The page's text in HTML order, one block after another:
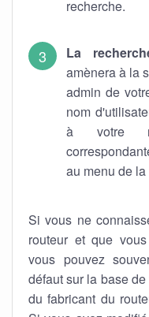
recherche.
La
amènera à la
admin de
nom
à votre
au menu de
Si vous ne
routeur et que
vous pouvez
défaut sur la base
du fabricant du